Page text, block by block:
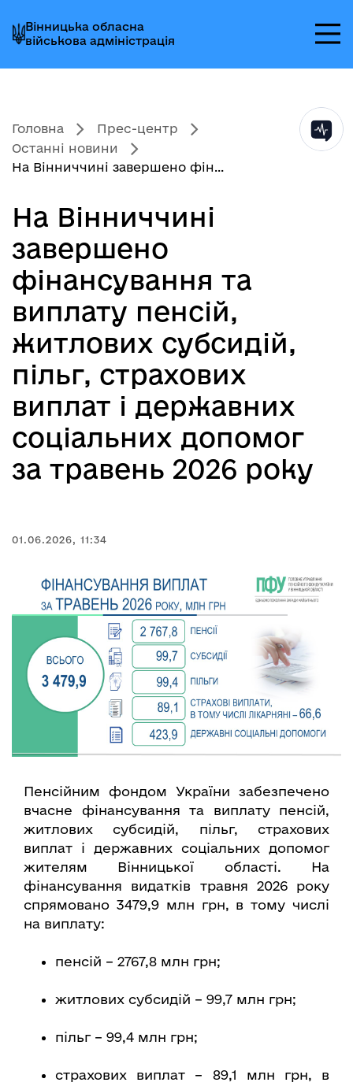
до
головного
меню
до
головного
вмісту
до
головного
колонтитула
Вінницька обласна
військова адміністрація
Головна
Прес-центр
Останні новини
На Вінниччині завершено фін...
На Вінниччині
завершено
фінансування та
виплату пенсій,
житлових субсидій,
пільг, страхових
виплат і державних
соціальних допомог
за травень 2026 року
01.06.2026, 11:34
Пенсійним фондом України забезпечено
вчасне фінансування та виплату пенсій,
житлових субсидій, пільг, страхових
виплат і державних соціальних допомог
жителям Вінницької області. На
фінансування видатків травня 2026 року
спрямовано 3479,9 млн грн, в тому числі
на виплату:
пенсій – 2767,8 млн грн;
житлових субсидій – 99,7 млн грн;
пільг – 99,4 млн грн;
страхових виплат – 89,1 млн грн, в